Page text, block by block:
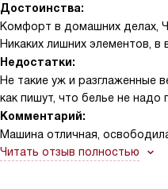
Достоинства:
Комфорт в домашних делах,
Никаких лишних элементов, в
Недостатки:
Не такие уж и разглаженные
как пишут, что белье не надо
Комментарий:
Машина отличная,
белья. Я довольна.
Читать отзыв полностью